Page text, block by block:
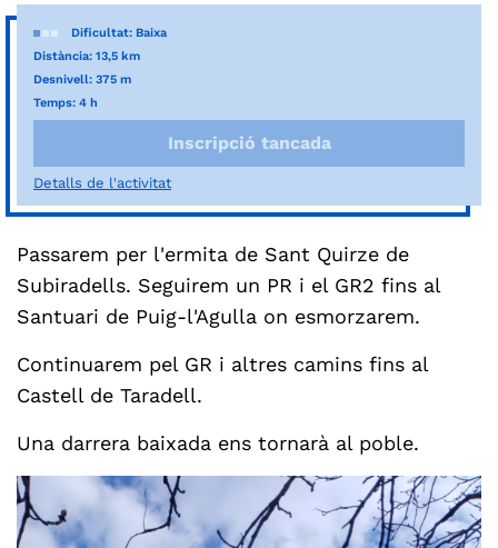
Dificultat: Baixa
Distància: 13,5 km
Desnivell: 375 m
Temps: 4 h
Inscripció tancada
Detalls de l'activitat
Passarem per l'ermita de Sant Quirze de
Subiradells. Seguirem un PR i el GR2 fins al
Santuari de Puig-l'Agulla on esmorzarem.
Continuarem pel GR i altres camins fins al
Castell de Taradell.
Una darrera baixada ens tornarà al poble.